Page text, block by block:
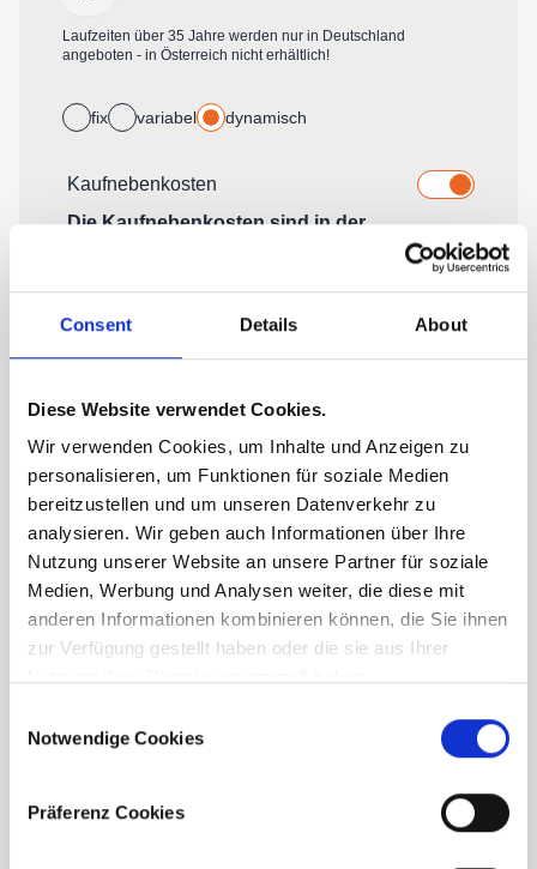
Consent Details About
Diese Website verwendet Cookies.
Wir verwenden Cookies, um Inhalte und Anzeigen zu
personalisieren, um Funktionen für soziale Medien
bereitzustellen und um unseren Datenverkehr zu
analysieren. Wir geben auch Informationen über Ihre
Nutzung unserer Website an unsere Partner für soziale
Medien, Werbung und Analysen weiter, die diese mit
anderen Informationen kombinieren können, die Sie ihnen
zur Verfügung gestellt haben oder die sie aus Ihrer
Selection
Notwendige Cookies
Präferenz Cookies